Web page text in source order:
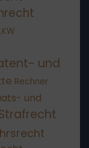
und
Rechner
und